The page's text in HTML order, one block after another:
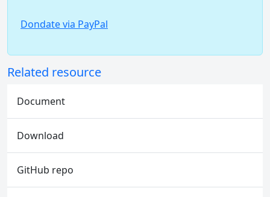
Dondate via PayPal
Related resource
Document
Download
GitHub repo